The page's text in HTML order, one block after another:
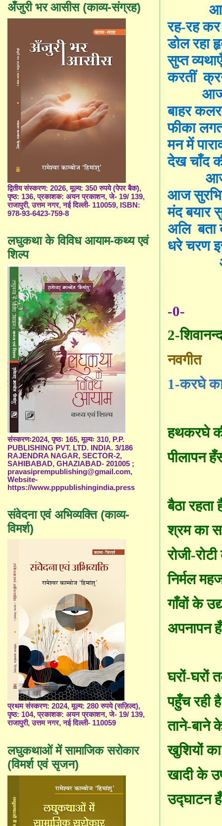
रह-रह
डोल रहा
सुप्त
करतीं
आज
बाहर
फीका
मन में
देख चाँद
आज सुरभि
मंद बयार
अलि बता
धरे चरण
-0-
2-
नवगीत
1-करघे
हथकरघे
पीलापन
बैठा
श्रम का
रोजी-
निर्मल
गाँवों के
अपनापन
घरों-घरों
पहुँच रही
ताने-बाने
खुशियों
खादी के
उद्घाटन
अँजुरी भर आसीस (काव्य-संग्रह)
द्वितीय संस्करण: 2026, मूल्य: 350 रुपये (पेपर बैक),
पृष्ठ: 136, प्रकाशक: अयन प्रकाशन, जे- 19/ 139,
राजापुरी, उत्तम नगर, नई दिल्ली- 110059, ISBN:
978-93-6423-759-8
लघुकथा के विविध आयाम-कथ्य एवं
शिल्प
संस्करणः2024, पृष्ठः 165, मूल्यः 310, P.P.
PUBLISHING PVT. LTD. INDIA. 3/186
RAJENDRA NAGAR, SECTOR-2,
SAHIBABAD, GHAZIABAD- 201005 ;
pravasiprempublishing@gmail.com,
Website-
https://www.pppublishingindia.press
संवेदना एवं अभिव्यक्ति (काव्य-
विमर्श)
प्रथम संस्करण: 2024, मूल्य: 280 रुपये (सज़िल्द),
पृष्ठ: 104, प्रकाशक: अयन प्रकाशन, जे- 19/ 139,
राजापुरी, उत्तम नगर, नई दिल्ली- 110059
लघुकथाओं में सामाजिक सरोकार
(विमर्श एवं सृजन)